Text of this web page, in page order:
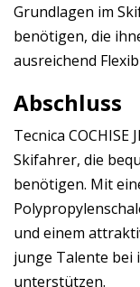
Grundlagen im
benötigen, die
ausreichend
Abschluss
Tecnica
Skifahrer, die
benötigen. Mit
und einem
junge Talente bei
unterstützen.